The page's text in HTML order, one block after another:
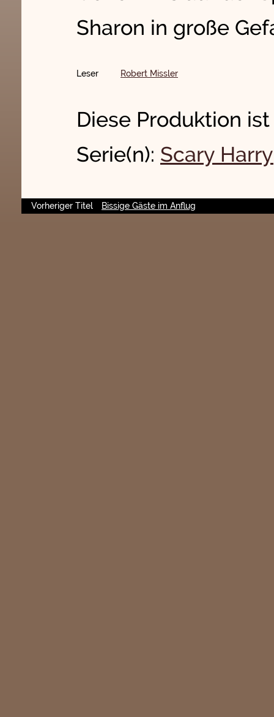
Sharon in große
Leser Robert Missler
Diese Produktion
Serie(n): Scary Harry
Vorheriger Titel Bissige Gäste im Anflug